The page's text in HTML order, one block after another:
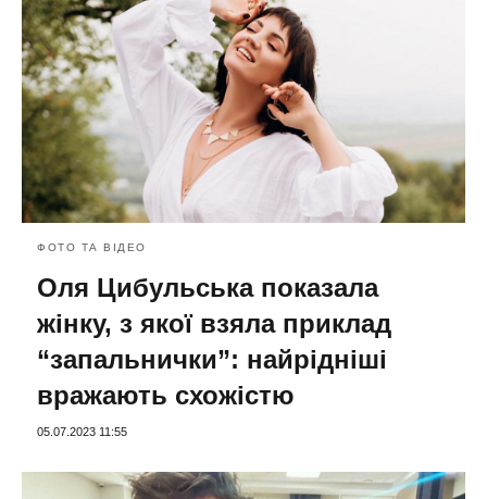
ФОТО ТА ВІДЕО
Оля Цибульська показала
жінку, з якої взяла приклад
“запальнички”: найрідніші
вражають схожістю
05.07.2023 11:55